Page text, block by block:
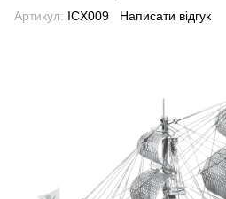
Артикул: ICX009 Написати відгук